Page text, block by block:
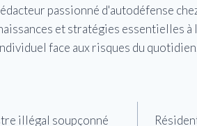
passionné d'autodéfense
et stratégies essentielles
face aux risques du
illégal soupçonné